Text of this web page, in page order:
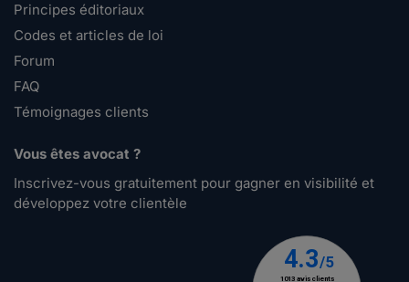
Principes éditoriaux
Codes et articles de loi
Forum
FAQ
Témoignages clients
Vous êtes avocat ?
Inscrivez-vous gratuitement pour gagner en visibilité et
développez votre clientèle